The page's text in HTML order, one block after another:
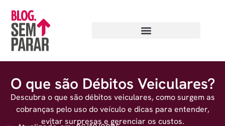
O que são Débitos Veiculares?
Descubra o que são débitos veiculares, como surgem as
cobranças pelo uso do veículo e dicas para entender,
evitar surpresas e gerenciar os custos.